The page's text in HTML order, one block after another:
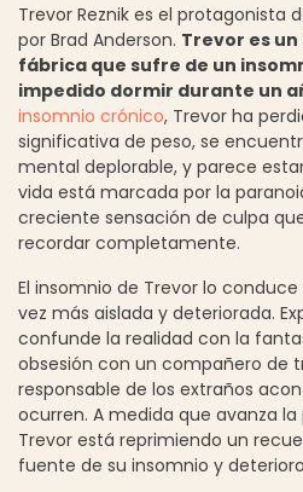
Trevor Reznik es el protagonista
por Brad Anderson. Trevor es
fábrica que sufre de un
impedido dormir durante un
insomnio crónico, Trevor ha
significativa de peso, se
mental deplorable, y parece
vida está marcada por la
creciente sensación de culpa
recordar completamente.
El insomnio de Trevor lo
vez más aislada y deteriorada.
confunde la realidad con la
obsesión con un compañero de
responsable de los extraños
ocurren. A medida que avanza
Trevor está reprimiendo un
fuente de su insomnio y